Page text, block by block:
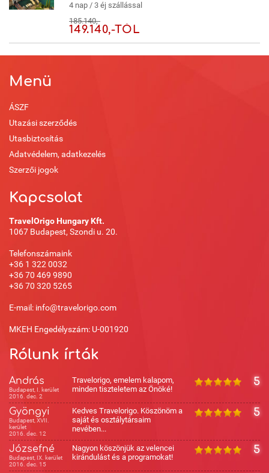
4 nap / 3 éj szállással
185.140,-
149.140,-TÓL
Menü
ÁSZF
Utazási szerződés
Utasbiztosítás
Adatvédelem, adatkezelés
Szerzői jogok
Kapcsolat
TravelOrigo Hungary Kft.
1067 Budapest, Szondi u. 20.
Telefonszámaink
+36 1 322 0032
+36 70 469 9890
+36 70 320 5265
E-mail: info@travelorigo.com
MKEH Engedélyszám: U-001920
Rólunk írták
András
Budapest, I. kerület
2016. dec. 2
5
Travelorigo, emelem kalapom,
minden tiszteletem az Önöké!
Gyöngyi
Budapest, XVII.
kerület
2016. dec. 12
5
Kedves Travelorigo. Köszönöm a
saját és osztálytársaim
nevében...
Józsefné
Budapest, IX. kerület
2016. dec. 15
5
Nagyon köszönjük az velencei
kirándulást és a programokat!